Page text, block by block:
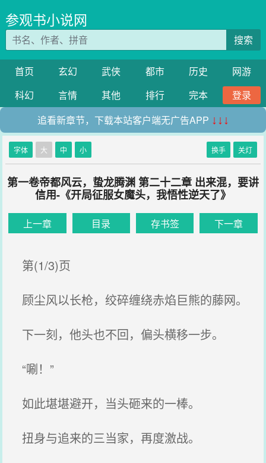
参观书小说网
搜索
首页 玄幻 武侠 都市 历史
网游
科幻
言情 其他 排行 完本
登录
追看新章节，下载本站客户端无广告APP ↓↓↓
字体 大 中 小 换手 关灯
第一卷帝都风云，蛰龙腾渊 第二十二章 出来混，要讲
信用-《开局征服女魔头，我悟性逆天了》
上一章 目录 存书签 下一章
第(1/3)页
顾尘风以长枪，绞碎缠绕赤焰巨熊的藤网。
下一刻，他头也不回，偏头横移一步。
“唰！”
如此堪堪避开，当头砸来的一棒。
扭身与追来的三当家，再度激战。